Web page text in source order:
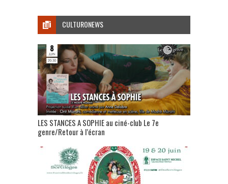
CULTURONEWS
LES STANCES A SOPHIE au ciné-club Le 7e
genre/Retour à l’écran